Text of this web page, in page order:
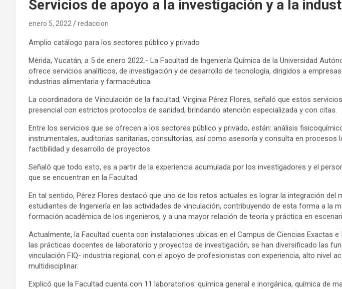
Servicios de apoyo a la investigación y a la
enero 5, 2022 redaccion
Amplio catálogo para los sectores público y privado
Mérida, Yucatán, a 5 de enero 2022.- La Facultad de Ingeniería Química de la Universidad
ofrece servicios analíticos, de investigación y de desarrollo de tecnología, dirigidos a
industrias alimentaria y farmacéutica.
La coordinadora de Vinculación de la facultad, Virginia Pérez Flores, señaló que estos
presencial con estrictos protocolos de sanidad, brindando atención especializada y con citas.
Entre los servicios que se ofrecen a los sectores público y privado, están: análisis
instrumentales, auditorias sanitarias, consultorías, así como asesoría y consulta en procesos
factibilidad y desarrollo de proyectos.
Señaló que todo esto, es a partir de la experiencia acumulada por los investigadores y el
que se encuentran en la Facultad.
En tal sentido, Pérez Flores destacó que uno de los retos actuales es lograr la integración del
estudiantes de Ingeniería en las actividades de vinculación, contribuyendo de esta forma a la
formación académica de los ingenieros, y a una mayor relación de teoría y práctica en
Actualmente, la Facultad cuenta con instalaciones ubicas en el Campus de Ciencias Exactas e
las prácticas docentes de laboratorio y proyectos de investigación, se han diversificado las
vinculación FIQ- industria regional, con el apoyo de profesionistas con experiencia, alto nivel
multidisciplinar.
Explicó que la Facultad cuenta con 11 laboratorios: química general e inorgánica, química de